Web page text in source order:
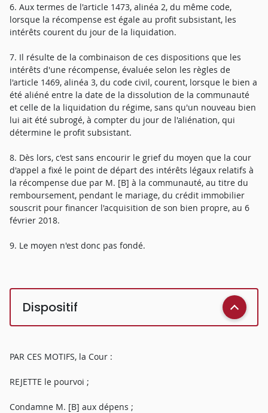
6. Aux termes de l'article 1473, alinéa 2, du même code,
lorsque la récompense est égale au profit subsistant, les
intérêts courent du jour de la liquidation.
7. Il résulte de la combinaison de ces dispositions que les
intérêts d'une récompense, évaluée selon les règles de
l'article 1469, alinéa 3, du code civil, courent, lorsque le bien a
été aliéné entre la date de la dissolution de la communauté
et celle de la liquidation du régime, sans qu'un nouveau bien
lui ait été subrogé, à compter du jour de l'aliénation, qui
détermine le profit subsistant.
8. Dès lors, c'est sans encourir le grief du moyen que la cour
d'appel a fixé le point de départ des intérêts légaux relatifs à
la récompense due par M. [B] à la communauté, au titre du
remboursement, pendant le mariage, du crédit immobilier
souscrit pour financer l'acquisition de son bien propre, au 6
février 2018.
9. Le moyen n'est donc pas fondé.
Dispositif
PAR CES MOTIFS, la Cour :
REJETTE le pourvoi ;
Condamne M. [B] aux dépens ;